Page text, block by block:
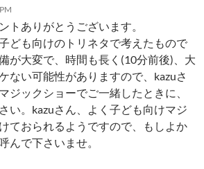
トありがとうございます。
ども向けのトリネタで考えたもので
が大変で、時間も長く(10分前後)、大
ない可能性がありますので、kazuさ
ジックショーでご一緒したときに、
い。kazuさん、よく子ども向けマジ
ておられるようですので、もしよか
んで下さいませ。